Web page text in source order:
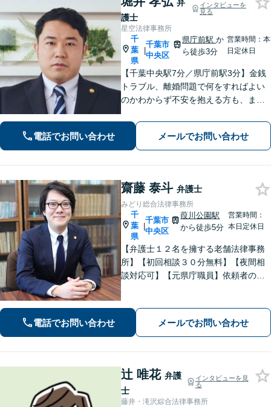
弁
護士
インタビューを
見る
星空法律事務所
千
葉
県
|
千葉市
中央区
県庁前駅か
ら徒歩3分
営業時間：本
日定休日
【千葉中央駅7分／県庁前駅3分】金銭
トラブル、離婚問題で何をすればよい
のかわからず不安を抱える方も、まず
故：軽微に見えるケガでも、裁判基準
で算定すれば賠償額が大幅に増額され
る可能性があります【土・夜間のご相
談可】
電話でお問い合わせ メールでお問い合わせ
齋藤 泰斗 弁護士
みどり総合法律事務所
千
葉
県
|
千葉市
中央区
葭川公園駅
から徒歩5分
営業時間：
本日定休日
【弁護士１２名を擁する老舗法律事務
所】【初回相談３０分無料】【夜間相
談対応可】【元県庁職員】依頼者の方
法律事務所です。
電話でお問い合わせ メールでお問い合わせ
辻 唯花 弁護
士
インタビューを見
る
藤井・滝沢綜合法律事務所